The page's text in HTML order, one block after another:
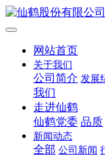
网站首页
关于我们
公司简介 发展
我们
走进仙鹤
仙鹤党委 品质
新闻动态
全部 公司新闻